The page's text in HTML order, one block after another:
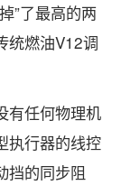
”了最高的两
统燃油V12调
有任何物理机
执行器的线控
挡的同步阻